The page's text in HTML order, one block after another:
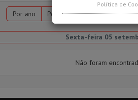
Por ano Por mês Por semana
Sexta-feira 05
Não foram
Política de